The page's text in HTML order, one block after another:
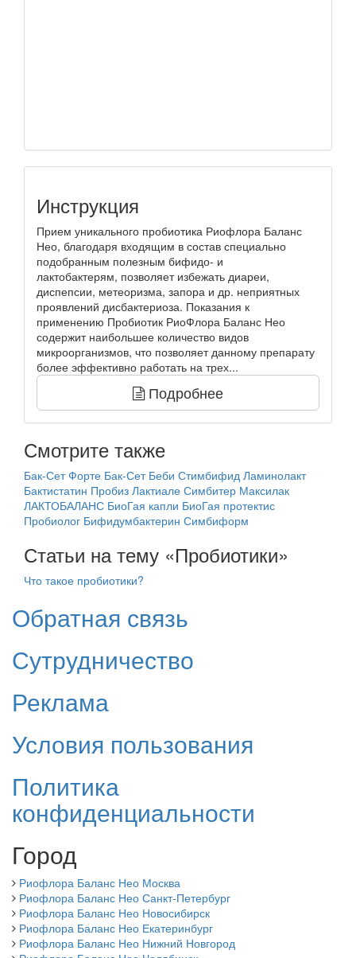
Инструкция
Прием уникального пробиотика Риофлора Баланс
Нео, благодаря входящим в состав специально
подобранным полезным бифидо- и
лактобактерям, позволяет избежать диареи,
диспепсии, метеоризма, запора и др. неприятных
проявлений дисбактериоза. Показания к
применению Пробиотик РиоФлора Баланс Нео
содержит наибольшее количество видов
микроорганизмов, что позволяет данному препарату
более эффективно работать на трех...
Подробнее
Смотрите также
Бак-Сет Форте Бак-Сет Беби Стимбифид Ламинолакт
Бактистатин Пробиз Лактиале Симбитер Максилак
ЛАКТОБАЛАНС БиоГая капли БиоГая протектис
Пробиолог Бифидумбактерин Симбиформ
Статьи на тему «Пробиотики»
Что такое пробиотики?
Обратная связь
Сутрудничество
Реклама
Условия пользования
Политика
конфиденциальности
Город
Риофлора Баланс Нео Москва
Риофлора Баланс Нео Санкт-Петербург
Риофлора Баланс Нео Новосибирск
Риофлора Баланс Нео Екатеринбург
Риофлора Баланс Нео Нижний Новгород